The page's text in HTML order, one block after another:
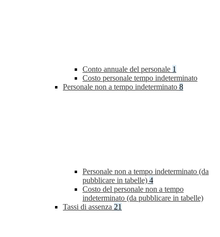
Conto annuale del personale 1
Costo personale tempo indeterminato
Personale non a tempo indeterminato 8
Personale non a tempo indeterminato (da
pubblicare in tabelle) 4
Costo del personale non a tempo
indeterminato (da pubblicare in tabelle)
Tassi di assenza 21